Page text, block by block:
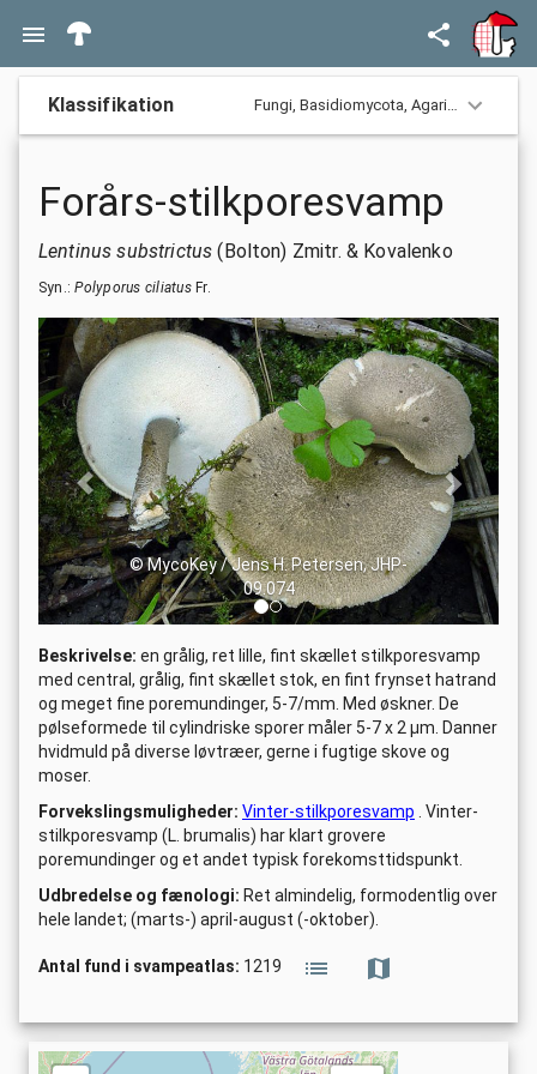
Klassifikation Fungi, Basidiomycota, Agaricomycotina,
Forårs-stilkporesvamp
Lentinus substrictus (Bolton) Zmitr. & Kovalenko
Syn.:Polyporus ciliatusFr.
© MycoKey / Jens H. Petersen, JHP-
09.074
Beskrivelse: en grålig, ret lille, fint skællet stilkporesvamp
med central, grålig, fint skællet stok, en fint frynset hatrand
og meget fine poremundinger, 5-7/mm. Med øskner. De
pølseformede til cylindriske sporer måler 5-7 x 2 µm. Danner
hvidmuld på diverse løvtræer, gerne i fugtige skove og
moser.
Forvekslingsmuligheder: Vinter-stilkporesvamp
Vinter-
stilkporesvamp (L. brumalis) har klart grovere
poremundinger og et andet typisk forekomsttidspunkt.
Udbredelse og fænologi: Ret almindelig, formodentlig over
hele landet; (marts-) april-august (-oktober).
Antal fund i svampeatlas: 1219